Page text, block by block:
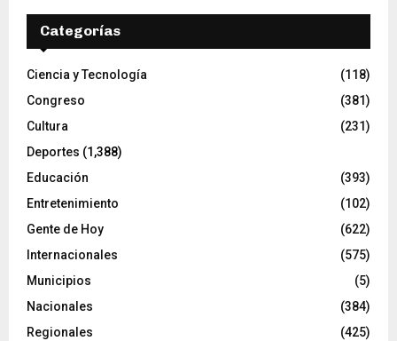
Categorías
Ciencia y Tecnología
(118)
Congreso
(381)
Cultura
(231)
Deportes (1,388)
Educación
(393)
Entretenimiento
(102)
Gente de Hoy
(622)
Internacionales
(575)
Municipios
(5)
Nacionales
(384)
Regionales
(425)